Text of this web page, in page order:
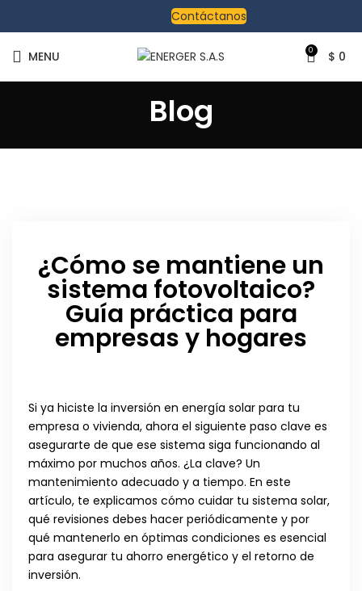
Contáctanos
MENU 0 $ 0
Blog
¿Cómo se mantiene un
sistema fotovoltaico?
Guía práctica para
empresas y hogares
Si ya hiciste la inversión en energía solar para tu
empresa o vivienda, ahora el siguiente paso clave es
asegurarte de que ese sistema siga funcionando al
máximo por muchos años. ¿La clave? Un
mantenimiento adecuado y a tiempo. En este
artículo, te explicamos cómo cuidar tu sistema solar,
qué revisiones debes hacer periódicamente y por
qué mantenerlo en óptimas condiciones es esencial
para asegurar tu ahorro energético y el retorno de
inversión.